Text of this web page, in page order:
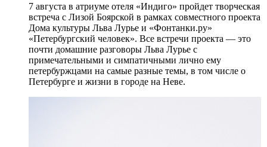
7 августа в атриуме отеля «Индиго» пройдет творческая
встреча с Лизой Боярской в рамках совместного проекта
Дома культуры Льва Лурье и «Фонтанки.ру»
«Петербургский человек». Все встречи проекта — это
почти домашние разговоры Льва Лурье с
примечательными и симпатичными лично ему
петербуржцами на самые разные темы, в том числе о
Петербурге и жизни в городе на Неве.